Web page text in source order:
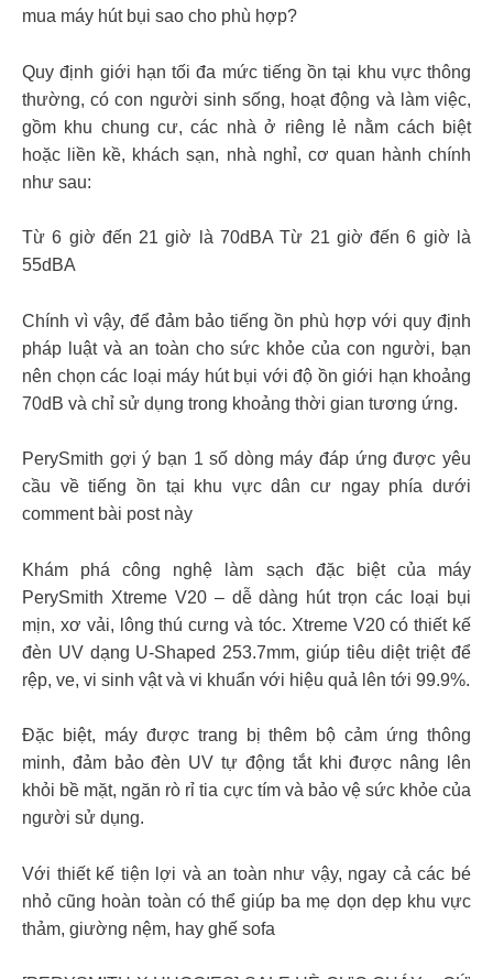
mua máy hút bụi sao cho phù hợp?
Quy định giới hạn tối đa mức tiếng ồn tại khu vực thông
thường, có con người sinh sống, hoạt động và làm việc,
gồm khu chung cư, các nhà ở riêng lẻ nằm cách biệt
hoặc liền kề, khách sạn, nhà nghỉ, cơ quan hành chính
như sau:
Từ 6 giờ đến 21 giờ là 70dBA Từ 21 giờ đến 6 giờ là
55dBA
Chính vì vậy, để đảm bảo tiếng ồn phù hợp với quy định
pháp luật và an toàn cho sức khỏe của con người, bạn
nên chọn các loại máy hút bụi với độ ồn giới hạn khoảng
70dB và chỉ sử dụng trong khoảng thời gian tương ứng.
PerySmith gợi ý bạn 1 số dòng máy đáp ứng được yêu
cầu về tiếng ồn tại khu vực dân cư ngay phía dưới
comment bài post này
Khám phá công nghệ làm sạch đặc biệt của máy
PerySmith Xtreme V20 – dễ dàng hút trọn các loại bụi
mịn, xơ vải, lông thú cưng và tóc. Xtreme V20 có thiết kế
đèn UV dạng U-Shaped 253.7mm, giúp tiêu diệt triệt để
rệp, ve, vi sinh vật và vi khuẩn với hiệu quả lên tới 99.9%.
Đặc biệt, máy được trang bị thêm bộ cảm ứng thông
minh, đảm bảo đèn UV tự động tắt khi được nâng lên
khỏi bề mặt, ngăn rò rỉ tia cực tím và bảo vệ sức khỏe của
người sử dụng.
Với thiết kế tiện lợi và an toàn như vậy, ngay cả các bé
nhỏ cũng hoàn toàn có thể giúp ba mẹ dọn dẹp khu vực
thảm, giường nệm, hay ghế sofa